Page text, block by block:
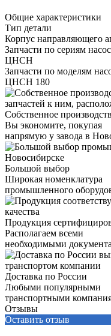
Общие характеристики
Тип детали
Корпус направляющего
Запчасти по сериям
ЦНСН
Запчасти по моделям
ЦНСН 180
Собственное
Вы экономите, покупая
напрямую у завода в
Большой выбор
Широкая номенклатура
промышленного
Продукция
Располагаем всеми
необходимыми
Доставка по России
Любыми популярными
транспортными
Отзывы
Оставить отзыв